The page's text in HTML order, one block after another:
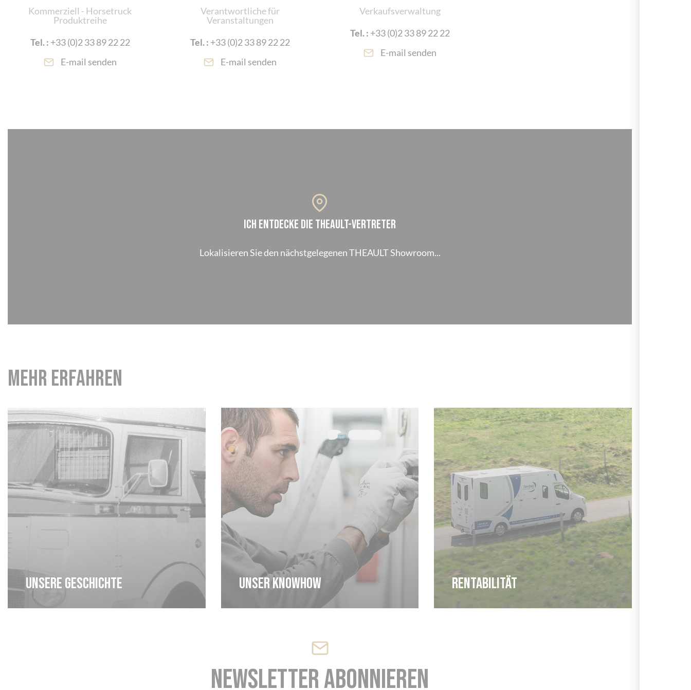
Kommerziell - Horsetruck
Produktreihe
Tel. : +33 (0)2 33 89 22 22
E-mail senden
Verantwortliche für
Veranstaltungen
Tel. : +33 (0)2 33 89 22 22
E-mail senden
Verkaufsverwaltung
Tel. : +33 (0)2 33 89 22 22
E-mail senden
Ich entdecke die THEAULT-Vertreter
Lokalisieren Sie den nächstgelegenen THEAULT Showroom...
Mehr erfahren
Unsere geschichte Unser knowhow Rentabilität
Newsletter abonnieren